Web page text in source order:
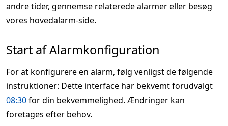
andre tider, gennemse relaterede alarmer eller besøg
vores hovedalarm-side.
Start af Alarmkonfiguration
For at konfigurere en alarm, følg venligst de følgende
instruktioner: Dette interface har bekvemt forudvalgt
08:30for din bekvemmelighed. Ændringer kan
foretages efter behov.